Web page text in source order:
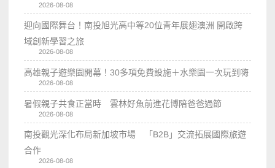
2026-08-08
迎向國際舞台！南投旭光高中等20位青年展翅澳洲 開啟跨
域創新學習之旅
2026-08-08
高雄親子遊樂園開幕！30多項免費設施＋水樂園一次玩到嗨
2026-08-08
暑假親子共食正當時 雲林好魚前進花博陪爸爸過節
2026-08-08
南投觀光深化布局新加坡市場 「B2B」交流拓展國際旅遊
合作
2026-08-08